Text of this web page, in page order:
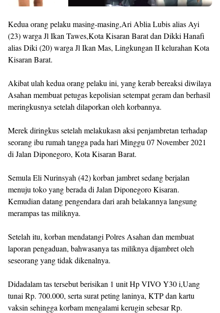
Kedua orang pelaku masing-masing,Ari Ablia Lubis alias Ayi
(23) warga Jl Ikan Tawes,Kota Kisaran Barat dan Dikki Hanafi
alias Diki (20) warga Jl Ikan Mas, Lingkungan II kelurahan Kota
Kisaran Barat.
Akibat ulah kedua orang pelaku ini, yang kerab bereaksi diwilaya
Asahan membuat petugas kepolisian setempat geram dan berhasil
meringkusnya setelah dilaporkan oleh korbannya.
Merek diringkus setelah melakukasn aksi penjambretan terhadap
seorang ibu rumah tangga pada hari Minggu 07 November 2021
di Jalan Diponegoro, Kota Kisaran Barat.
Semula Eli Nurinsyah (42) korban jambret sedang berjalan
menuju toko yang berada di Jalan Diponegoro Kisaran.
Kemudian datang pengendara dari arah belakannya langsung
merampas tas miliknya.
Setelah itu, korban mendatangi Polres Asahan dan membuat
laporan pengaduan, bahwasanya tas miliknya dijambret oleh
seseorang yang tidak dikenalnya.
Didadalam tas tersebut berisikan 1 unit Hp VIVO Y30 i,Uang
tunai Rp. 700.000, serta surat peting laninya, KTP dan kartu
vaksin sehingga korbam mengalami kerugin sebesar Rp.